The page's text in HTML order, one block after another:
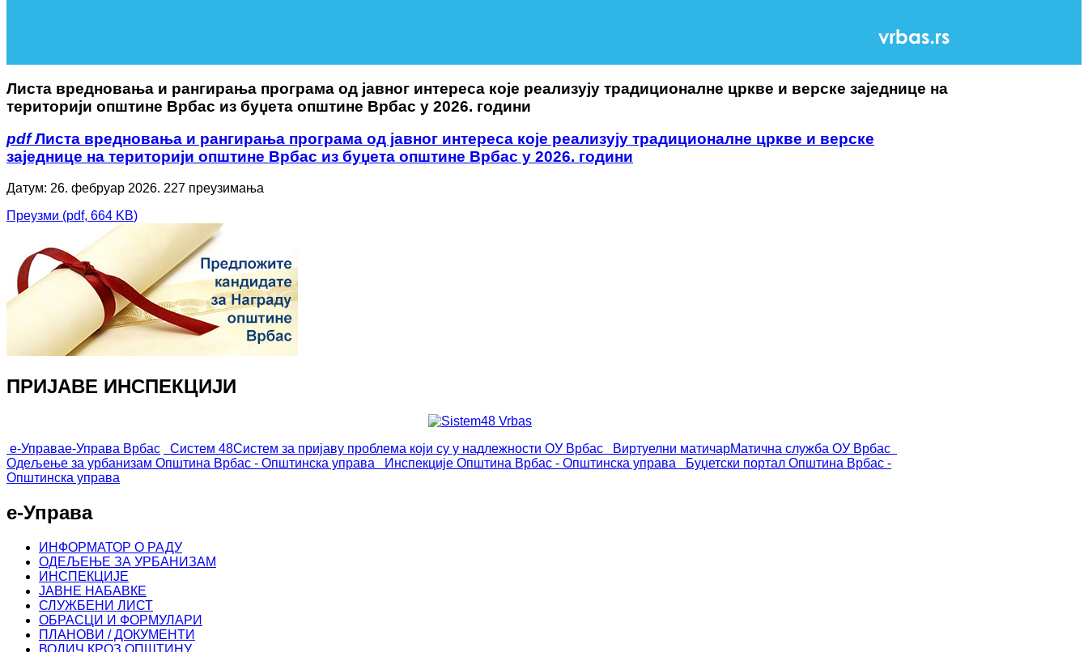
Листа вредновања и рангирања програма од јавног интереса које реализују традиционалне цркве и верске заједнице на
територији општине Врбас из буџета општине Врбас у 2026. години
pdf Листа вредновања и рангирања програма од јавног интереса које реализују традиционалне цркве и верске
заједнице на територији општине Врбас из буџета општине Врбас у 2026. години
Датум: 26. фебруар 2026. 227 преузимања
Преузми (pdf, 664 KB)
ПРИЈАВЕ ИНСПЕКЦИЈИ
е-Управае-Управа Врбас Систем 48Систем за пријаву проблема који су у надлежности ОУ Врбас Виртуелни матичарМатична служба ОУ Врбас
Одељење за урбанизам Општина Врбас - Општинска управа Инспекције Општина Врбас - Општинска управа Буџетски портал Општина Врбас -
Општинска управа
е-Управа
ИНФОРМАТОР О РАДУ
ОДЕЉЕЊЕ ЗА УРБАНИЗАМ
ИНСПЕКЦИЈЕ
ЈАВНЕ НАБАВКЕ
СЛУЖБЕНИ ЛИСТ
ОБРАСЦИ И ФОРМУЛАРИ
ПЛАНОВИ / ДОКУМЕНТИ
ВОДИЧ КРОЗ ОПШТИНУ